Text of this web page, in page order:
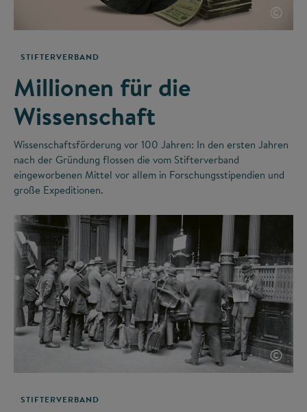
©
STIFTERVERBAND
Millionen für die
Wissenschaft
Wissenschaftsförderung vor 100 Jahren: In den ersten Jahren
nach der Gründung flossen die vom Stifterverband
eingeworbenen Mittel vor allem in Forschungsstipendien und
große Expeditionen.
©
STIFTERVERBAND